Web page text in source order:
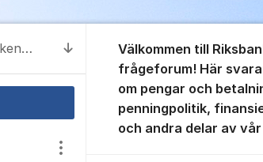
Till senaste kommentaren
Hur vet jag att Riksbanken tagit emot mina sedlar?
Visa/dölj inställningar för inlägg/
Välkommen till
frågeforum! Här
om pengar och
penningpolitik,
och andra delar av